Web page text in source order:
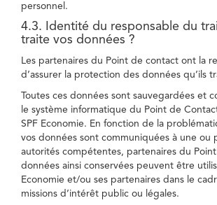
personnel.
4.3. Identité du responsable du
traite vos données ?
Les partenaires du Point de contact ont la
d’assurer la protection des données qu’ils
Toutes ces données sont sauvegardées et
le système informatique du Point de
SPF Economie. En fonction de la
vos données sont communiquées à une ou
autorités compétentes, partenaires du
données ainsi conservées peuvent être
Economie et/ou ses partenaires dans le
missions d’intérêt public ou légales.